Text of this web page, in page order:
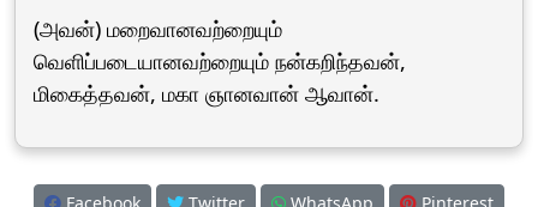
(அவன்) மறைவானவற்றையும்
வெளிப்படையானவற்றையும் நன்கறிந்தவன்,
மிகைத்தவன், மகா ஞானவான் ஆவான்.